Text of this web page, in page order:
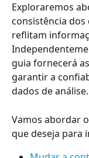
Exploraremos
consistência dos
reflitam
guia fornecerá
garantir a
dados de análise.
Vamos abordar
que deseja para